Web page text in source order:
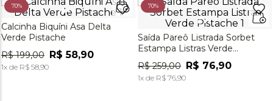
70%
Calcinha Biquíni Asa Delta
Verde Pistache
R$ 199,00 R$ 58,90
1x de R$ 58,90
70%
Saída Pareô Listrada Sorbet
Estampa Listras Verde
Pistache
R$ 259,00 R$ 76,90
1x de R$ 76,90